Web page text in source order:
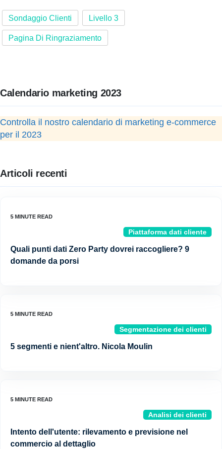
Sondaggio Clienti Livello 3
Pagina Di Ringraziamento
Calendario marketing 2023
Controlla il nostro calendario di marketing e-commerce
per il 2023
Articoli recenti
Piattaforma dati cliente
Quali punti dati Zero Party dovrei raccogliere? 9
domande da porsi
Segmentazione dei clienti
5 segmenti e nient'altro. Nicola Moulin
Analisi dei clienti
Intento dell'utente: rilevamento e previsione nel
commercio al dettaglio